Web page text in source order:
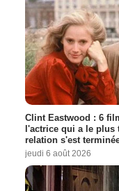
Clint Eastwood : 6
l'actrice qui a le
relation s'est
jeudi 6 août 2026